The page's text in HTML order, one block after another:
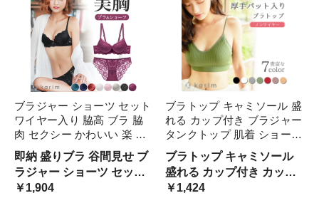
韓国 下着
ブラジャー ショーツ セット
ワイヤー入り 脇高 ブラ 脇
肉 セクシー かわいい 楽 総
レース 透け感 レディース
女性 下着 インナー ランジ
ェリー 上下セット 小胸 谷
間 盛りブラ 大きいサイズ
即納 盛りブラ 谷間見せ ブ
ラジャー ショーツ セット
ワイヤー入り セクシー カ
￥1,904
ブラトップ キャミソール 盛
れる カップ付き ブラジャー
タンクトップ 肌着 ショート
丈 ノンワイヤー 楽 リラッ
クス ブラ レディース 女性
下着 インナー かわいい ス
ポブラ 小胸 カ ナイトブラ
ブラトップ キャミソール
盛れる カップ付き カップ
入り ブラジャー タンクト
￥1,424